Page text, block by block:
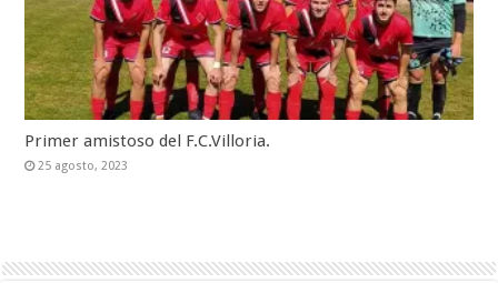
Primer amistoso del F.C.Villoria.
25 agosto, 2023